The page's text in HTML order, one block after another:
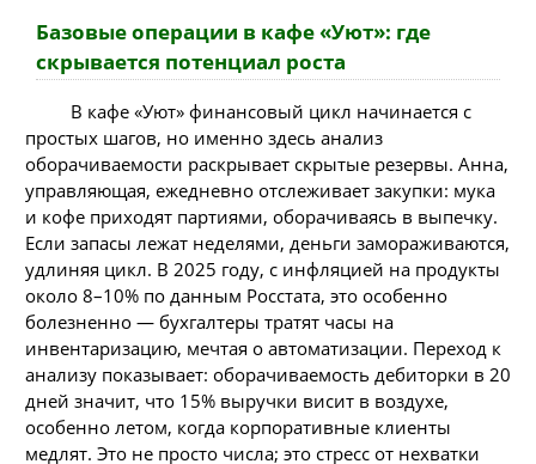
Базовые операции в кафе «Уют»: где
скрывается потенциал роста
В кафе «Уют» финансовый цикл начинается с
простых шагов, но именно здесь анализ
оборачиваемости раскрывает скрытые резервы. Анна,
управляющая, ежедневно отслеживает закупки: мука
и кофе приходят партиями, оборачиваясь в выпечку.
Если запасы лежат неделями, деньги замораживаются,
удлиняя цикл. В 2025 году, с инфляцией на продукты
около 8–10% по данным Росстата, это особенно
болезненно — бухгалтеры тратят часы на
инвентаризацию, мечтая о автоматизации. Переход к
анализу показывает: оборачиваемость дебиторки в 20
дней значит, что 15% выручки висит в воздухе,
особенно летом, когда корпоративные клиенты
медлят. Это не просто числа; это стресс от нехватки